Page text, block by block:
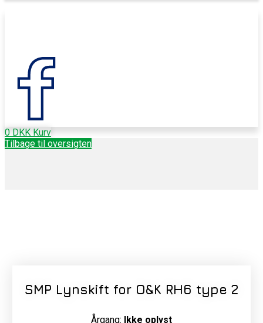
0 DKK Kurv
Tilbage til oversigten
SMP Lynskift for O&K RH6 type 2
Årgang: Ikke oplyst